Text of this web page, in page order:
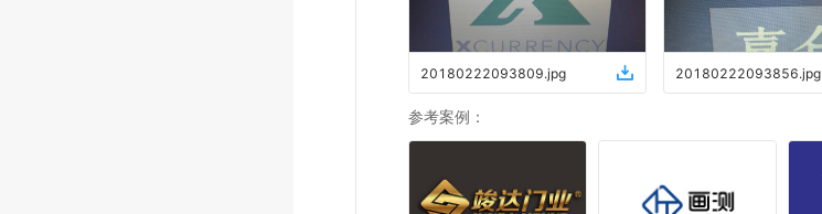
20180222093809.jpg 20180222093856.jpg
参考案例 ：